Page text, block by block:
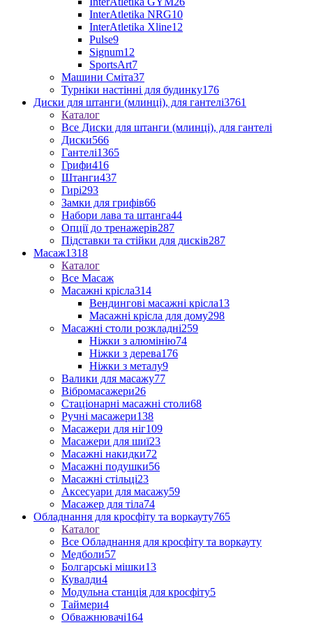
InterAtletika NRG10
InterAtletika Xline12
Pulse9
Signum12
SportsArt7
Машини Сміта37
Турніки настінні для будинку176
Диски для штанги (млинці), для гантелі3761
Каталог
Все Диски для штанги (млинці), для гантелі
Диски566
Гантелі1365
Грифи416
Штанги437
Гирі293
Замки для грифів66
Набори лава та штанга44
Опції до тренажерів287
Підставки та стійки для дисків287
Масаж1318
Каталог
Все Масаж
Масажні крісла314
Вендингові масажні крісла13
Масажні крісла для дому298
Масажні столи розкладні259
Ніжки з алюмінію74
Ніжки з дерева176
Ніжки з металу9
Валики для масажу77
Вібромасажери26
Стаціонарні масажні столи68
Ручні масажери138
Масажери для ніг109
Масажери для шиї23
Масажні накидки72
Масажні подушки56
Масажні стільці23
Аксесуари для масажу59
Масажер для тіла74
Обладнання для кросфіту та воркауту765
Каталог
Все Обладнання для кросфіту та воркауту
Медболи57
Болгарські мішки13
Кувалди4
Модульна станція для кросфіту5
Таймери4
Обважнювачі164